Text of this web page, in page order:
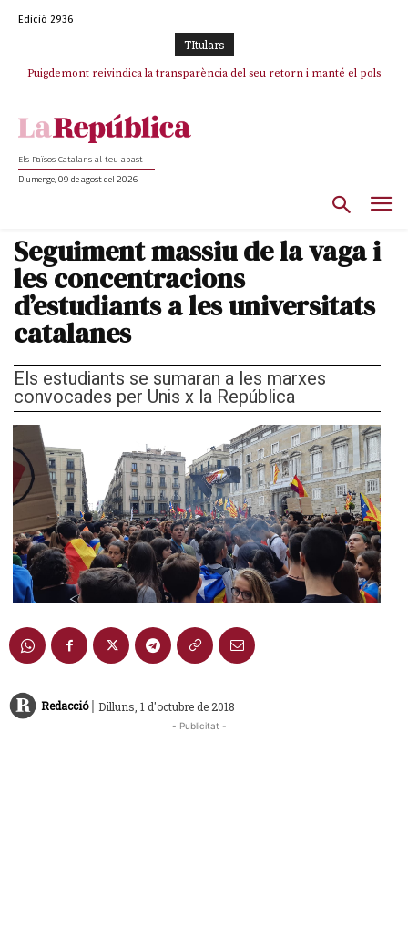
Edició 2936
TItulars
Puigdemont reivindica la transparència del seu retorn i manté el pols
Portugal acusa Espanya de provocar un “efecte crida” massiu per la seva
Els Països Catalans al teu abast
Diumenge, 09 de agost del 2026
Seguiment massiu de la vaga i
les concentracions
d’estudiants a les universitats
catalanes
Els estudiants se sumaran a les marxes
convocades per Unis x la República
Redacció | Dilluns, 1 d'octubre de 2018
- Publicitat -